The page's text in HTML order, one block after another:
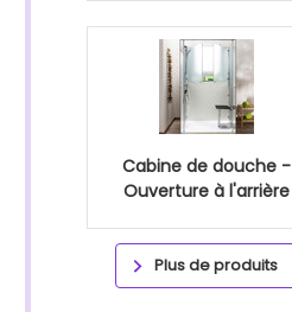
Cabine de douche -
Ouverture à l'arrière
Plus de produits